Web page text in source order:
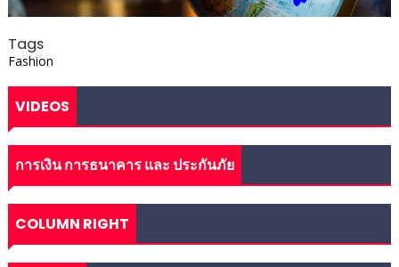
Tags
Fashion
VIDEOS
การเงิน การธนาคาร และ ประกันภัย
COLUMN RIGHT